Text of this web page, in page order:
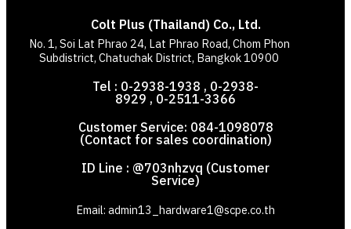
Colt Plus (Thailand) Co., Ltd.
No. 1, Soi Lat Phrao 24, Lat Phrao Road, Chom Phon
Subdistrict, Chatuchak District, Bangkok 10900
Tel : 0-2938-1938 , 0-2938-
8929 , 0-2511-3366
Customer Service: 084-1098078
(Contact for sales coordination)
ID Line : @703nhzvq (Customer
Service)
Email: admin13_hardware1@scpe.co.th